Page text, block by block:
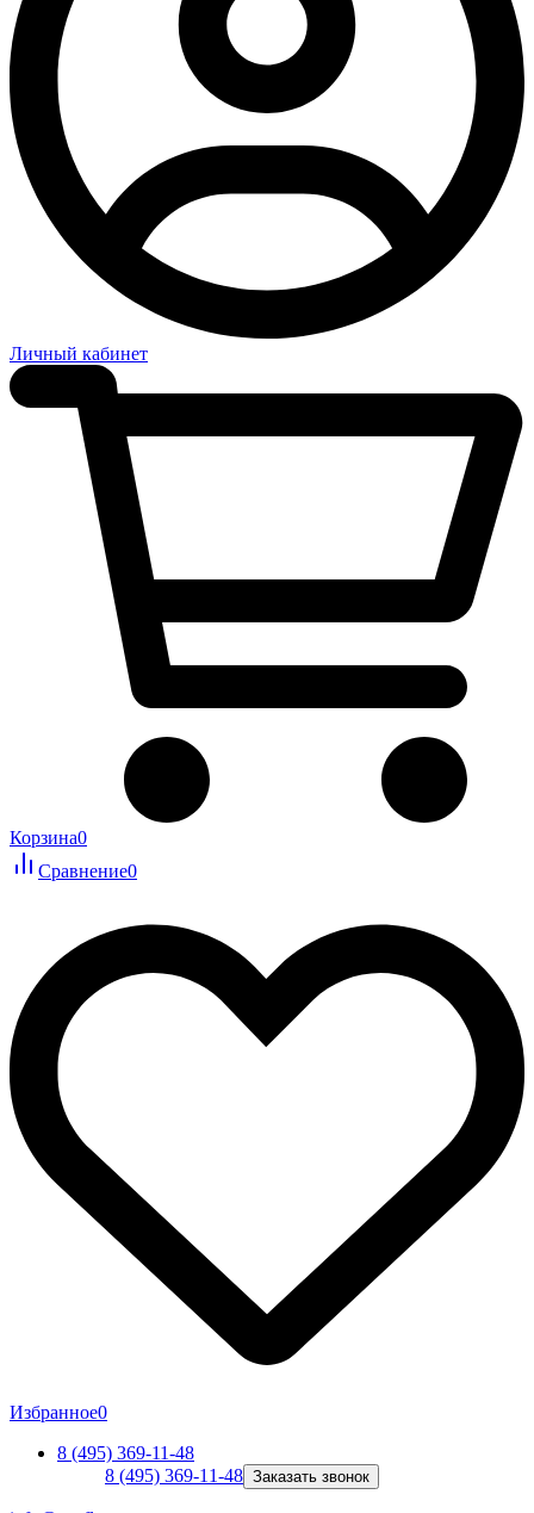
Личный кабинет
Корзина0
Сравнение0
Избранное0
8 (495) 369-11-48
8 (495) 369-11-48 Заказать звонок